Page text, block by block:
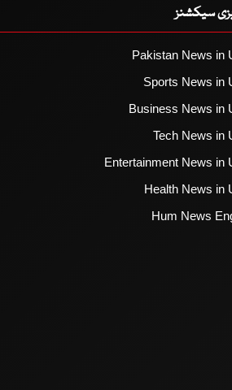
سیکشنز
Pakistan News in
Sports News in
Business News in
Tech News in
Entertainment News in
Health News in
Hum News